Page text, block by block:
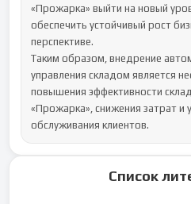
«Прожарка» выйти на новый
обеспечить устойчивый рост
перспективе.
Таким образом, внедрение
управления складом является
повышения эффективности
«Прожарка», снижения затрат и
обслуживания клиентов.
Список